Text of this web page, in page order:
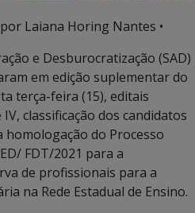
por Laiana Horing Nantes •
e Desburocratização (SAD)
em edição suplementar do
terça-feira (15), editais
classificação dos candidatos
do Processo
FDT/2021 para a
de profissionais para a
na Rede Estadual de Ensino.